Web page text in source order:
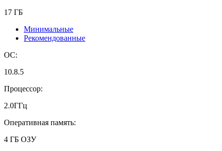
17 ГБ
Минимальные
Рекомендованные
ОС:
10.8.5
Процессор:
2.0ГГц
Оперативная память:
4 ГБ ОЗУ